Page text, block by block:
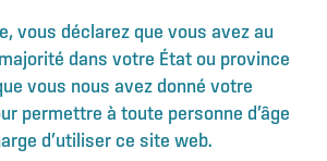
vous déclarez que vous avez au
dans votre État ou province
vous nous avez donné votre
permettre à toute personne d’âge
d’utiliser ce site web.